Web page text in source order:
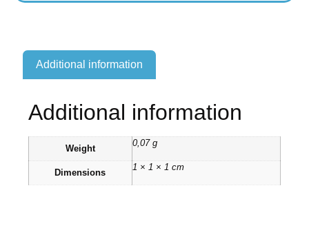
Additional information
Additional information
Weight
0,07 g
Dimensions
1 × 1 × 1 cm